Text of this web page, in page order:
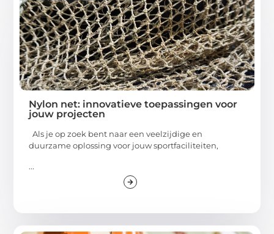
Nylon net: innovatieve toepassingen voor
jouw projecten
Als je op zoek bent naar een veelzijdige en
duurzame oplossing voor jouw sportfaciliteiten,
...